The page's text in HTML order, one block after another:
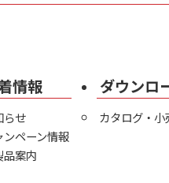
情報
らせ
ンペーン情報
品案内
ダウンロ
カタログ・小